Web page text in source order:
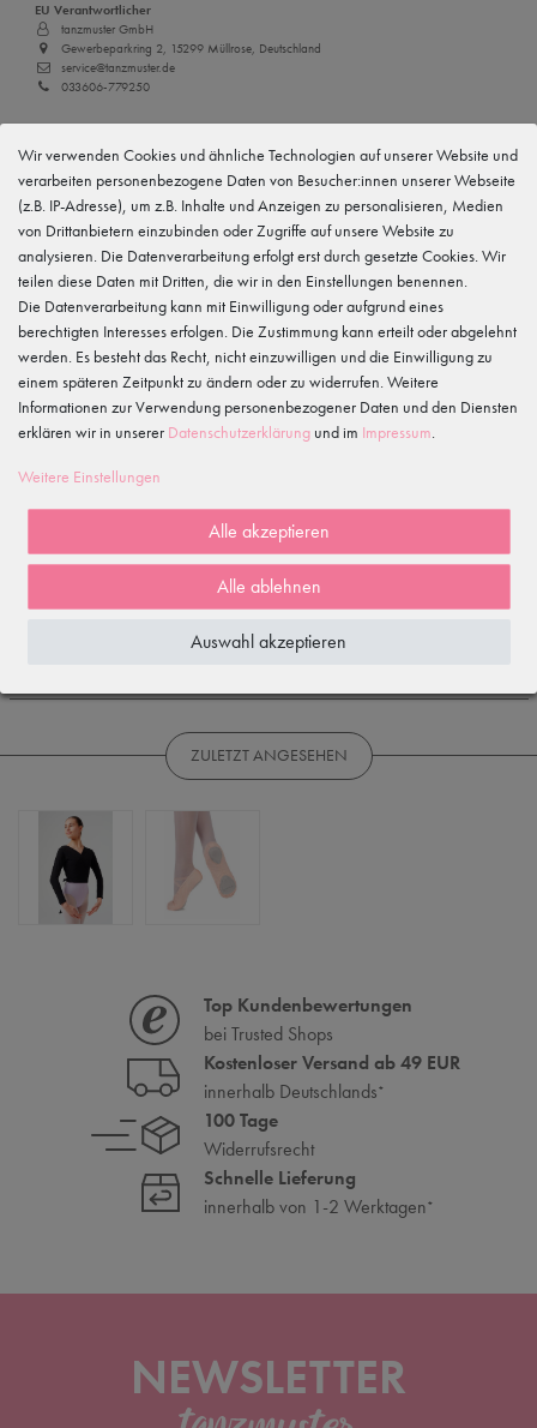
EU Verantwortlicher
tanzmuster GmbH
Gewerbeparkring 2, 15299 Müllrose, Deutschland
service@tanzmuster.de
033606-779250
Hersteller
tanzmuster
service@tanzmuster.de
033606-779250
Merkmale
Kundenrezensionen()
5
4
2
1
Rezensionen werden geladen...
ZULETZT ANGESEHEN
Top Kundenbewertungen
bei Trusted Shops
Kostenloser Versand ab 49 EUR
innerhalb Deutschlands*
100 Tage
Widerrufsrecht
Schnelle Lieferung
innerhalb von 1-2 Werktagen*
NEWSLETTER
Wir verwenden Cookies und ähnliche Technologien auf unserer Website und
verarbeiten personenbezogene Daten von Besucher:innen unserer Webseite
(z.B. IP-Adresse), um z.B. Inhalte und Anzeigen zu personalisieren, Medien
von Drittanbietern einzubinden oder Zugriffe auf unsere Website zu
analysieren. Die Datenverarbeitung erfolgt erst durch gesetzte Cookies. Wir
teilen diese Daten mit Dritten, die wir in den Einstellungen benennen.
Die Datenverarbeitung kann mit Einwilligung oder aufgrund eines
berechtigten Interesses erfolgen. Die Zustimmung kann erteilt oder abgelehnt
werden. Es besteht das Recht, nicht einzuwilligen und die Einwilligung zu
einem späteren Zeitpunkt zu ändern oder zu widerrufen. Weitere
Informationen zur Verwendung personenbezogener Daten und den Diensten
erklären wir in unserer Daten­schutz­erklärung und im Impressum.
Weitere Einstellungen
Alle akzeptieren
Alle ablehnen
Auswahl akzeptieren